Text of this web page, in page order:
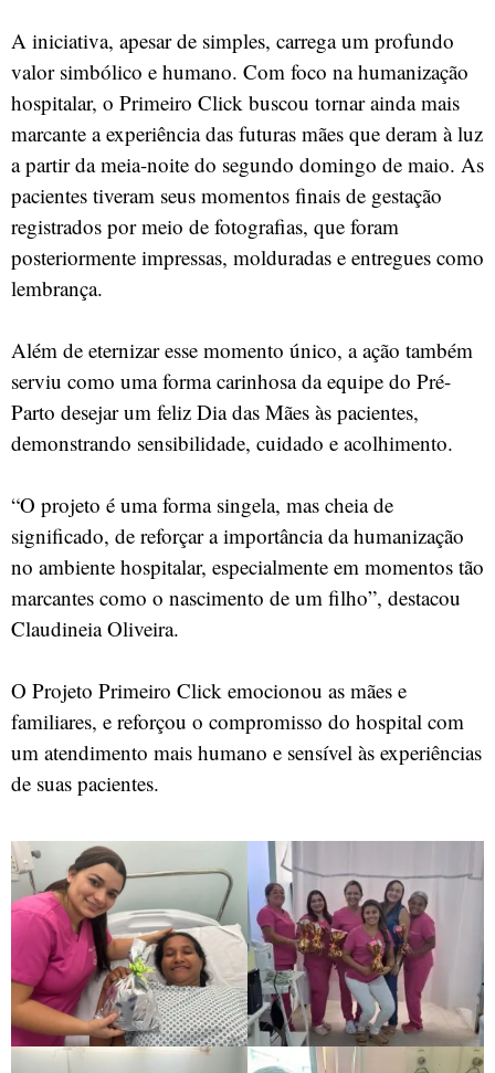
A iniciativa, apesar de simples, carrega um profundo
valor simbólico e humano. Com foco na humanização
hospitalar, o Primeiro Click buscou tornar ainda mais
marcante a experiência das futuras mães que deram à luz
a partir da meia-noite do segundo domingo de maio. As
pacientes tiveram seus momentos finais de gestação
registrados por meio de fotografias, que foram
posteriormente impressas, molduradas e entregues como
lembrança.
Além de eternizar esse momento único, a ação também
serviu como uma forma carinhosa da equipe do Pré-
Parto desejar um feliz Dia das Mães às pacientes,
demonstrando sensibilidade, cuidado e acolhimento.
“O projeto é uma forma singela, mas cheia de
significado, de reforçar a importância da humanização
no ambiente hospitalar, especialmente em momentos tão
marcantes como o nascimento de um filho”, destacou
Claudineia Oliveira.
O Projeto Primeiro Click emocionou as mães e
familiares, e reforçou o compromisso do hospital com
um atendimento mais humano e sensível às experiências
de suas pacientes.